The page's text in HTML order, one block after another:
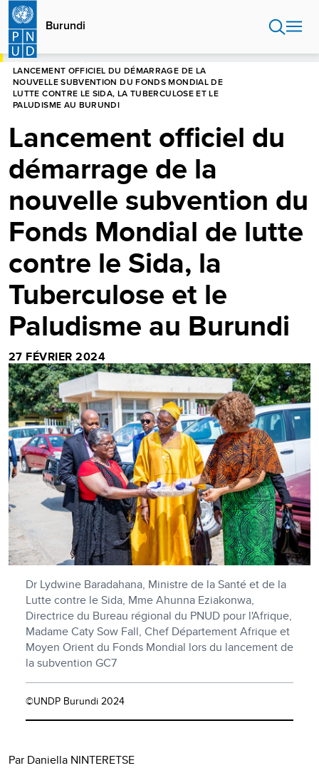
Aller
contenu
principal
Burundi
HOME
LANCEMENT OFFICIEL DU DÉMARRAGE DE LA
NOUVELLE SUBVENTION DU FONDS MONDIAL DE
LUTTE CONTRE LE SIDA, LA TUBERCULOSE ET LE
PALUDISME AU BURUNDI
Lancement officiel du
démarrage de la
nouvelle subvention du
Fonds Mondial de lutte
contre le Sida, la
Tuberculose et le
Paludisme au Burundi
27 FÉVRIER 2024
Dr Lydwine Baradahana, Ministre de la Santé et de la
Lutte contre le Sida, Mme Ahunna Eziakonwa,
Directrice du Bureau régional du PNUD pour l'Afrique,
Madame Caty Sow Fall, Chef Département Afrique et
Moyen Orient du Fonds Mondial lors du lancement de
la subvention GC7
©UNDP Burundi 2024
Par Daniella NINTERETSE